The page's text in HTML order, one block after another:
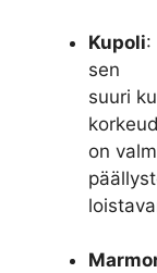
Kupoli:
sen
suuri
on